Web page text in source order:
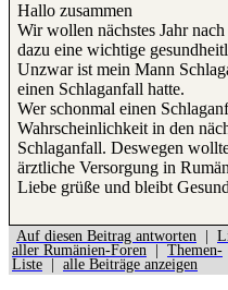
Hallo zusammen
Wir wollen nächstes Jahr
dazu eine wichtige
Unzwar ist mein Mann
einen Schlaganfall hatte.
Wer schonmal einen
Wahrscheinlichkeit in den
Schlaganfall. Deswegen
ärztliche Versorgung in
Liebe grüße und bleibt Gesund
Auf diesen Beitrag antworten
aller Rumänien-Foren
Themen-
Liste
alle Beiträge anzeigen